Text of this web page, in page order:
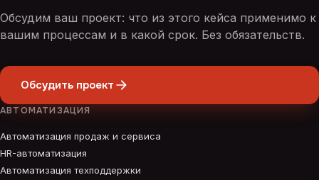
Обсудим ваш проект: что из этого кейса применимо к
вашим процессам и в какой срок. Без обязательств.
Обсудить проект
АВТОМАТИЗАЦИЯ
Автоматизация продаж и сервиса
HR-автоматизация
Автоматизация техподдержки